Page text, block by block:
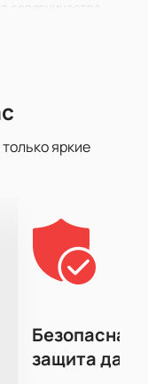
соперничество,
шайб. Такое
яркие
Безопасная
защита